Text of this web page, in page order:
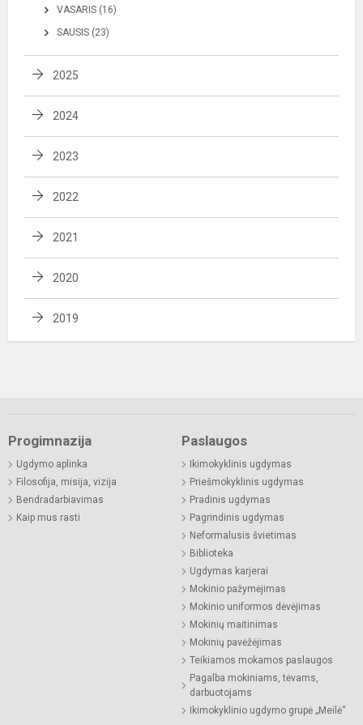
VASARIS (16)
SAUSIS (23)
2025
2024
2023
2022
2021
2020
2019
Progimnazija
Ugdymo aplinka
Filosofija, misija, vizija
Bendradarbiavimas
Kaip mus rasti
Paslaugos
Ikimokyklinis ugdymas
Priešmokyklinis ugdymas
Pradinis ugdymas
Pagrindinis ugdymas
Neformalusis švietimas
Biblioteka
Ugdymas karjerai
Mokinio pažymėjimas
Mokinio uniformos dėvėjimas
Mokinių maitinimas
Mokinių pavėžėjimas
Teikiamos mokamos paslaugos
Pagalba mokiniams, tėvams,
darbuotojams
Ikimokyklinio ugdymo grupė „Meilė“